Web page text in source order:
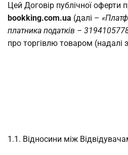
Цей Договір публічної
bookking.com.ua (далі –
платника податків –
про торгівлю товаром
1.1. Відносини між